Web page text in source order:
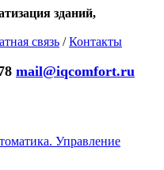
зданий,
связь /Контакты
mail@iqcomfort.ru
Управление